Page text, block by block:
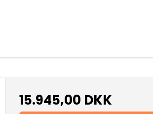
15.945,00 DKK